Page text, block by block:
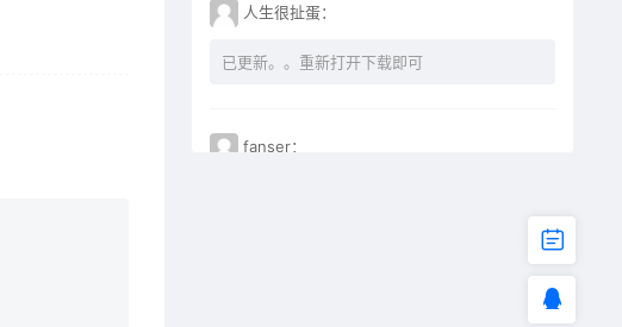
人生很扯蛋：
已更新。。重新打开下载即可
fanser：